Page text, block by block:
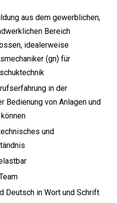
aus dem gewerblichen,
Bereich
idealerweise
(gn) für
in der
Bedienung von Anlagen und
und
Deutsch in Wort und Schrift